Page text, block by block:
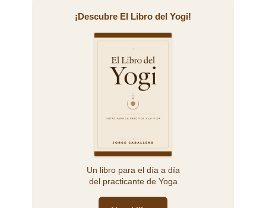
¡Descubre El Libro del Yogi!
Un libro para el día a día
del practicante de Yoga